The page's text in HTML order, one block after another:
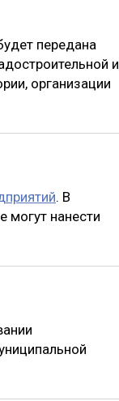
передана
и
организации
. В
могут нанести